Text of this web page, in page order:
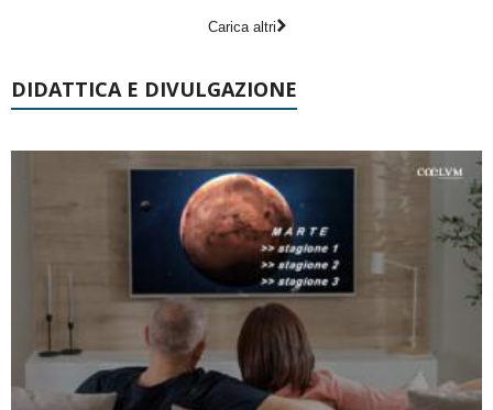
Carica altri
DIDATTICA E DIVULGAZIONE